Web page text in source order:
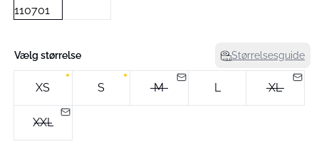
Vælg størrelse Størrelsesguide
XS S M L XL
XXL